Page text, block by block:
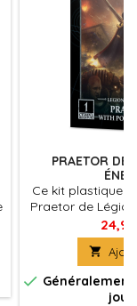
PRAETOR DE
Ce kit plastique
Praetor de
épée
redoutable

 Généralement